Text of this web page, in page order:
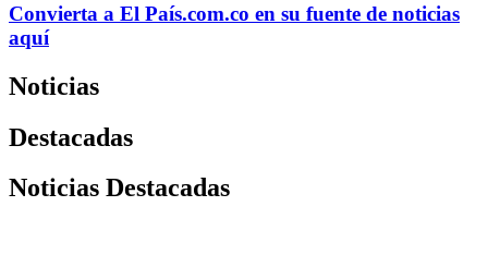
Convierta a El País.com.co en su fuente de noticias
aquí
Noticias
Destacadas
Noticias Destacadas